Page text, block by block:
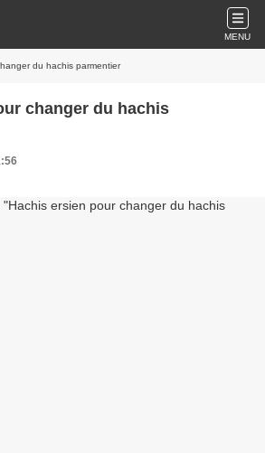
MENU
du hachis parmentier
changer du hachis